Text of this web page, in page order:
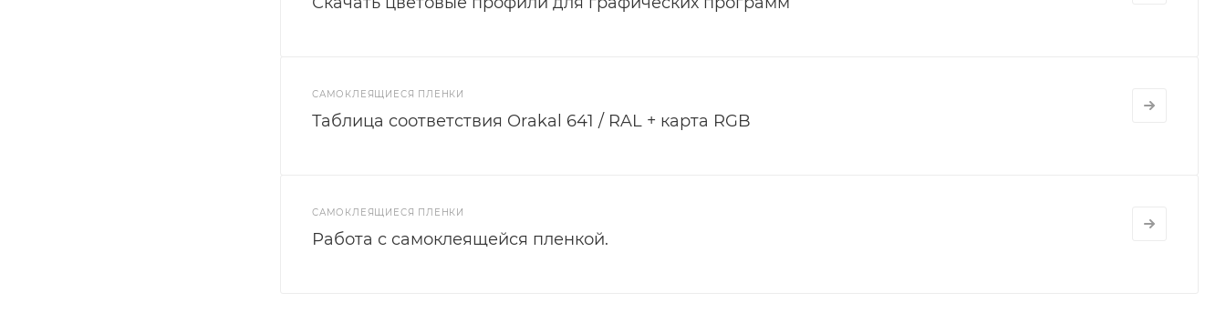
САМОКЛЕЯЩИЕСЯ ПЛЕНКИ
Таблица соответствия Orakal 641 / RAL + карта RGB
САМОКЛЕЯЩИЕСЯ ПЛЕНКИ
Работа с самоклеящейся пленкой.